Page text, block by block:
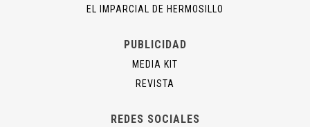
EL IMPARCIAL DE HERMOSILLO
PUBLICIDAD
MEDIA KIT
REVISTA
REDES SOCIALES